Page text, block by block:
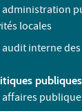
administration
locales
audit interne
affaires